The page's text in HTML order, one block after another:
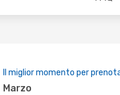
Il miglior momento per
marzo